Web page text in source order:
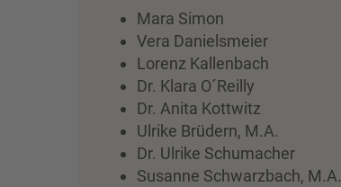
Mara Simon
Vera Danielsmeier
Lorenz Kallenbach
Dr. Klara O´Reilly
Dr. Anita Kottwitz
Ulrike Brüdern, M.A.
Dr. Ulrike Schumacher
Susanne Schwarzbach,